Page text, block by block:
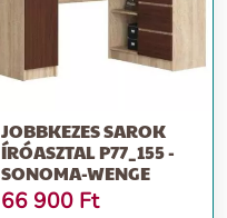
JOBBKEZES SAROK
ÍRÓASZTAL P77_155 -
SONOMA-WENGE
66 900 Ft